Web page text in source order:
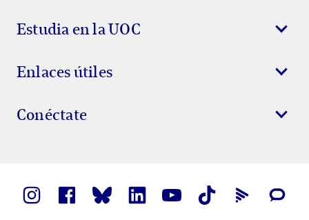
Estudia en la UOC
Enlaces útiles
Conéctate